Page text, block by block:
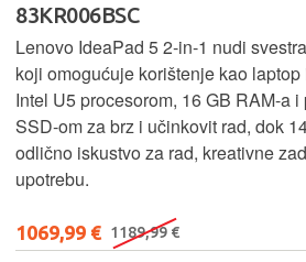
83KR006BSC
Lenovo IdeaPad 5 2‑in‑1 nudi
koji omogućuje korištenje kao
Intel U5 procesorom, 16 GB RAM-a
SSD‑om za brz i učinkovit rad, dok
odlično iskustvo za rad, kreativne
upotrebu.
1069,99 € 1189,99 €